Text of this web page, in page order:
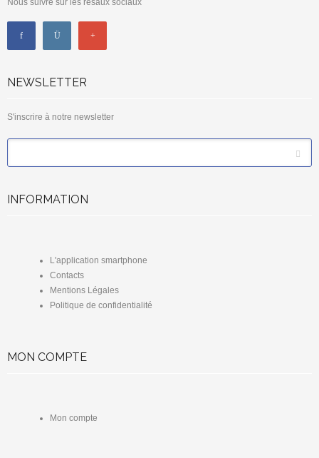
Nous suivre sur les résaux sociaux
NEWSLETTER
S'inscrire à notre newsletter
INFORMATION
L'application smartphone
Contacts
Mentions Légales
Politique de confidentialité
MON COMPTE
Mon compte